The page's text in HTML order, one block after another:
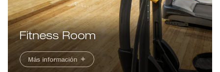
Fitness Room
Más información